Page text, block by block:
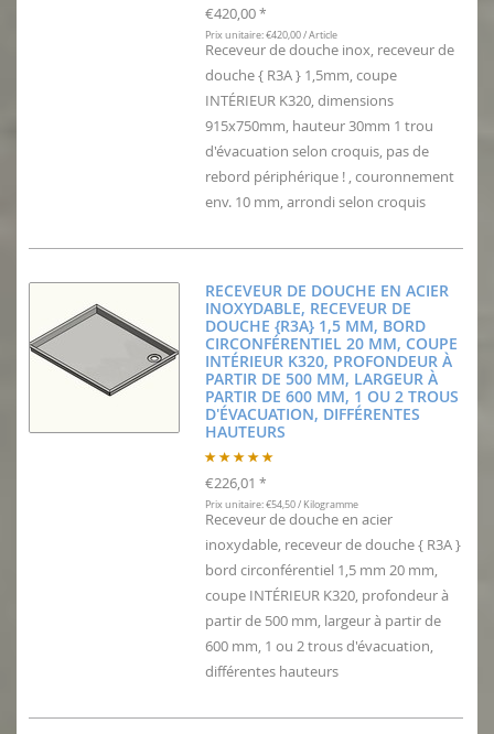
€420,00 *
Prix unitaire: €420,00 / Article
Receveur de douche inox, receveur de
douche { R3A } 1,5mm, coupe
INTÉRIEUR K320, dimensions
915x750mm, hauteur 30mm 1 trou
d'évacuation selon croquis, pas de
rebord périphérique ! , couronnement
env. 10 mm, arrondi selon croquis
RECEVEUR DE DOUCHE EN ACIER
INOXYDABLE, RECEVEUR DE
DOUCHE {R3A} 1,5 MM, BORD
CIRCONFÉRENTIEL 20 MM, COUPE
INTÉRIEUR K320, PROFONDEUR À
PARTIR DE 500 MM, LARGEUR À
PARTIR DE 600 MM, 1 OU 2 TROUS
D'ÉVACUATION, DIFFÉRENTES
HAUTEURS
€226,01 *
Prix unitaire: €54,50 / Kilogramme
Receveur de douche en acier
inoxydable, receveur de douche { R3A }
bord circonférentiel 1,5 mm 20 mm,
coupe INTÉRIEUR K320, profondeur à
partir de 500 mm, largeur à partir de
600 mm, 1 ou 2 trous d'évacuation,
différentes hauteurs